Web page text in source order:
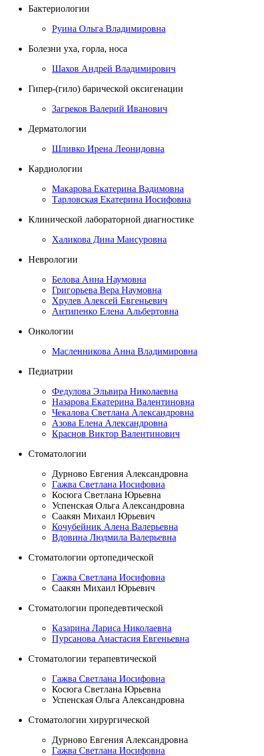
Бактериологии
Руина Ольга Владимировна
Болезни уха, горла, носа
Шахов Андрей Владимирович
Гипер-(гило) барической оксигенации
Загреков Валерий Иванович
Дерматологии
Шливко Ирена Леонидовна
Кардиологии
Макарова Екатерина Вадимовна
Тарловская Екатерина Иосифовна
Клинической лабораторной диагностике
Халикова Дина Мансуровна
Неврологии
Белова Анна Наумовна
Григорьева Вера Наумовна
Хрулев Алексей Евгеньевич
Антипенко Елена Альбертовна
Онкологии
Масленникова Анна Владимировна
Педиатрии
Федулова Эльвира Николаевна
Назарова Екатерина Валентиновна
Чекалова Светлана Александровна
Азова Елена Александровна
Краснов Виктор Валентинович
Стоматологии
Дурново Евгения Александровна
Гажва Светлана Иосифовна
Косюга Светлана Юрьевна
Успенская Ольга Александровна
Саакян Михаил Юрьевич
Кочубейник Алена Валерьевна
Вдовина Людмила Валерьевна
Стоматологии ортопедической
Гажва Светлана Иосифовна
Саакян Михаил Юрьевич
Стоматологии пропедевтической
Казарина Лариса Николаевна
Пурсанова Анастасия Евгеньевна
Стоматологии терапевтической
Гажва Светлана Иосифовна
Косюга Светлана Юрьевна
Успенская Ольга Александровна
Стоматологии хирургической
Дурново Евгения Александровна
Гажва Светлана Иосифовна